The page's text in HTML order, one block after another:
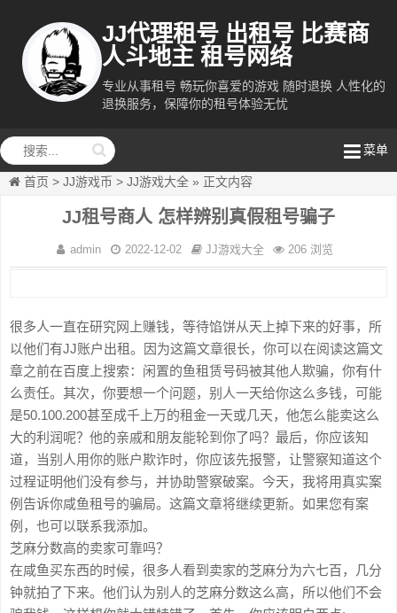
JJ代理租号 出租号 比赛商
人斗地主 租号网络
专业从事租号 畅玩你喜爱的游戏 随时退换 人性化的
退换服务，保障你的租号体验无忧
菜单
首页 > JJ游戏币 > JJ游戏大全 » 正文内容
JJ租号商人 怎样辨别真假租号骗子
admin 2022-12-02 JJ游戏大全 206 浏览
很多人一直在研究网上赚钱，等待馅饼从天上掉下来的好事，所
以他们有JJ账户出租。因为这篇文章很长，你可以在阅读这篇文
章之前在百度上搜索：闲置的鱼租赁号码被其他人欺骗，你有什
么责任。其次，你要想一个问题，别人一天给你这么多钱，可能
是50.100.200甚至成千上万的租金一天或几天，他怎么能卖这么
大的利润呢？他的亲戚和朋友能轮到你了吗？最后，你应该知
道，当别人用你的账户欺诈时，你应该先报警，让警察知道这个
过程证明他们没有参与，并协助警察破案。今天，我将用真实案
例告诉你咸鱼租号的骗局。这篇文章将继续更新。如果您有案
例，也可以联系我添加。
芝麻分数高的卖家可靠吗？
在咸鱼买东西的时候，很多人看到卖家的芝麻分为六七百，几分
钟就拍了下来。他们认为别人的芝麻分数这么高，所以他们不会